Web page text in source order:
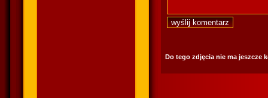
Do tego zdjęcia nie ma jeszcze